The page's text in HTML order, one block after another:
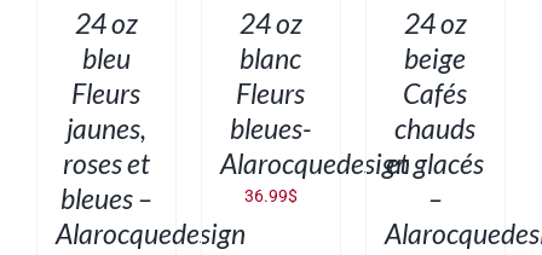
24 oz
bleu
Fleurs
jaunes,
roses et
bleues –
Alarocquedesign
24 oz
blanc
Fleurs
bleues-
Alarocquedesign
36.99$
24 oz
beige
Cafés
chauds
et glacés
–